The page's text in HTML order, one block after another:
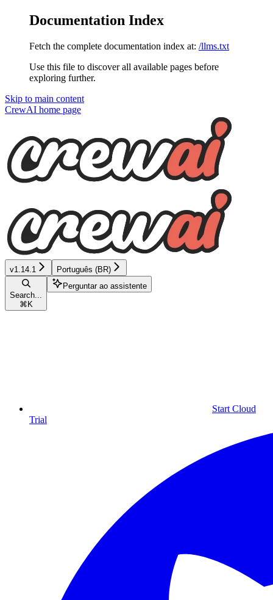
Documentation Index
Fetch the complete documentation index at: /llms.txt
Use this file to discover all available pages before
exploring further.
Skip to main content
CrewAI home page
v1.14.1 Português (BR)
Search...
⌘ K
Perguntar ao assistente
Start Cloud
Trial